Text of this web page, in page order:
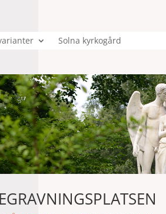
Solna kyrkogård